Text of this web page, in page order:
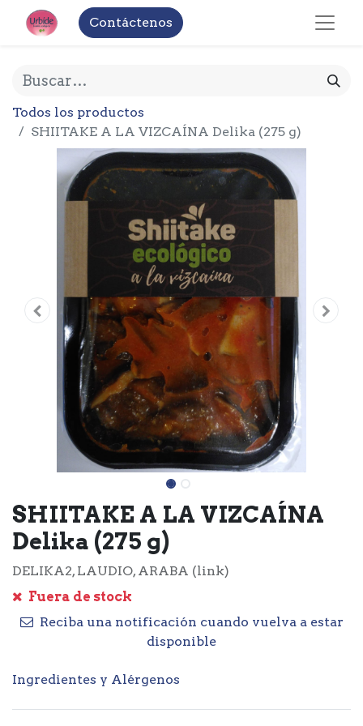
Contáctenos
Todos los productos
SHIITAKE A LA VIZCAÍNA Delika (275 g)
SHIITAKE A LA VIZCAÍNA
Delika (275 g)
DELIKA2, LAUDIO, ARABA (link)
Fuera de stock
Reciba una notificación cuando vuelva a estar
disponible
Ingredientes y Alérgenos